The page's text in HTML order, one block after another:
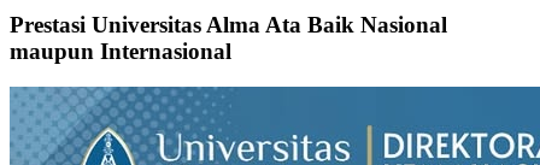
Prestasi Universitas Alma Ata Baik Nasional
maupun Internasional